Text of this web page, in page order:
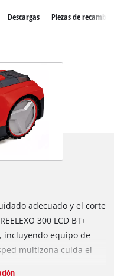
Descargas Piezas de recambio
adecuado y el corte
300 LCD BT+
incluyendo equipo de
multizona cuida el